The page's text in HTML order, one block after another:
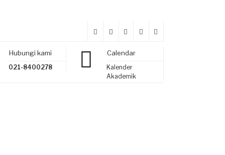
Hubungi kami
021-8400278
Calendar
Kalender
Akademik